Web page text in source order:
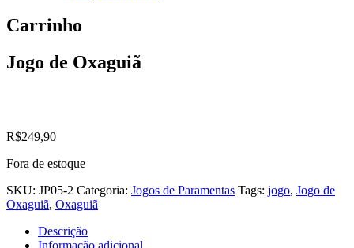
Carrinho
Jogo de Oxaguiã
R$249,90
Fora de estoque
SKU: JP05-2 Categoria: Jogos de Paramentas Tags: jogo, Jogo de
Oxaguiã, Oxaguiã
Descrição